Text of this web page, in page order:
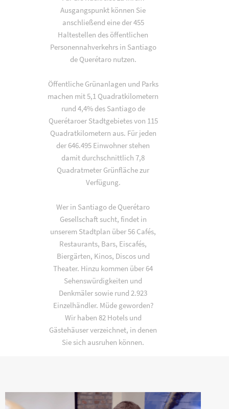
Ausgangspunkt können Sie
anschließend eine der 455
Haltestellen des öffentlichen
Personennahverkehrs in Santiago
de Querétaro nutzen.
Öffentliche Grünanlagen und Parks
machen mit 5,1 Quadratkilometern
rund 4,4% des Santiago de
Querétaroer Stadtgebietes von 115
Quadratkilometern aus. Für jeden
der 646.495 Einwohner stehen
damit durchschnittlich 7,8
Quadratmeter Grünfläche zur
Verfügung.
Wer in Santiago de Querétaro
Gesellschaft sucht, findet in
unserem Stadtplan über 56 Cafés,
Restaurants, Bars, Eiscafés,
Biergärten, Kinos, Discos und
Theater. Hinzu kommen über 64
Sehenswürdigkeiten und
Denkmäler sowie rund 2.923
Einzelhändler. Müde geworden?
Wir haben 82 Hotels und
Gästehäuser verzeichnet, in denen
Sie sich ausruhen können.